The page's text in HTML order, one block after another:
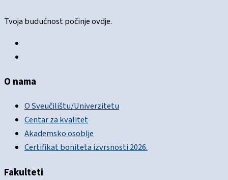
Tvoja budućnost počinje ovdje.
O nama
O Sveučilištu/Univerzitetu
Centar za kvalitet
Akademsko osoblje
Certifikat boniteta izvrsnosti 2026.
Fakulteti